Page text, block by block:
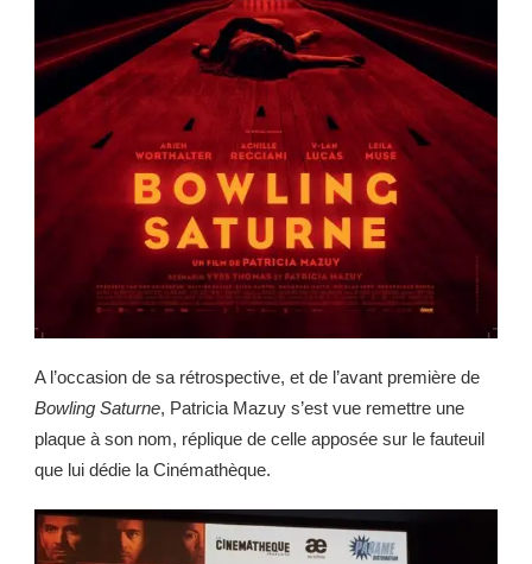
A l’occasion de sa rétrospective, et de l’avant première de
Bowling Saturne, Patricia Mazuy s’est vue remettre une
plaque à son nom, réplique de celle apposée sur le fauteuil
que lui dédie la Cinémathèque.